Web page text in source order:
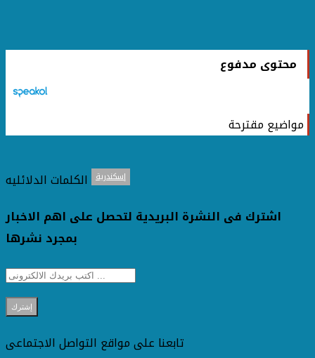
محتوى مدفوع
مواضيع مقترحة
الكلمات الدلائليه إسكندرية
اشترك فى النشرة البريدية لتحصل على اهم الاخبار
بمجرد نشرها
تابعنا على مواقع التواصل الاجتماعى